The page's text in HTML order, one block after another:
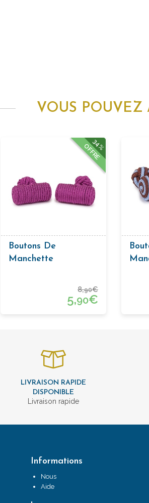
VOUS POUVEZ
34%
OFFRE
Boutons De
Manchette
8,90€
5,90€
LIVRAISON RAPIDE
DISPONIBLE
Livraison rapide
Informations
Nous
Aide